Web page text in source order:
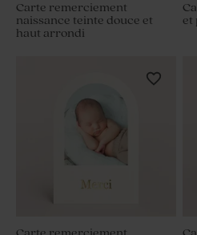
Carte remerciement
naissance teinte douce et
haut arrondi
et